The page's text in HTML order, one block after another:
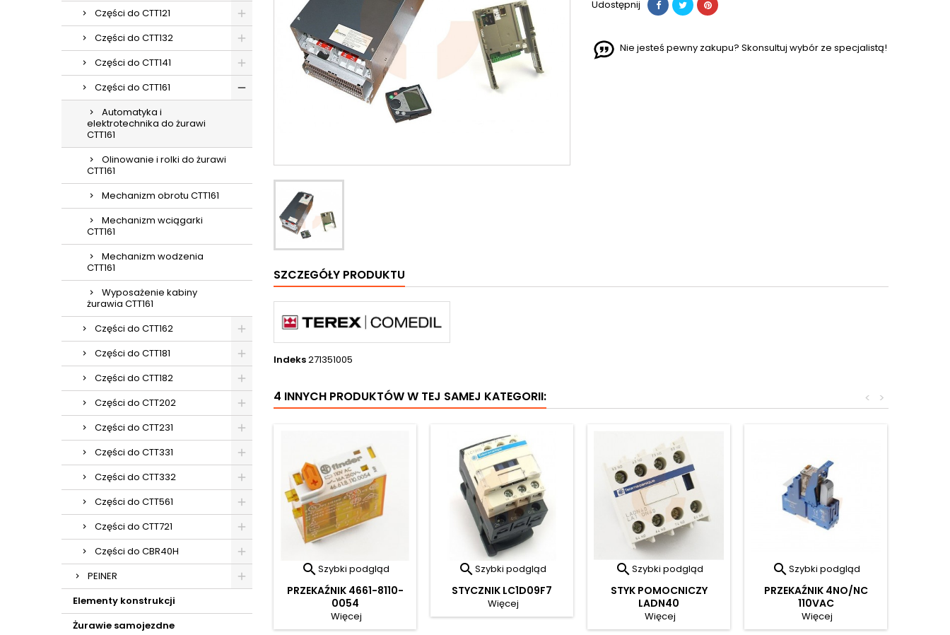
Części do CTT121
Części do CTT132
Części do CTT141
Części do CTT161
Automatyka i
elektrotechnika do żurawi
CTT161
Olinowanie i rolki do żurawi
CTT161
Mechanizm obrotu CTT161
Mechanizm wciągarki
CTT161
Mechanizm wodzenia
CTT161
Wyposażenie kabiny
żurawia CTT161
Części do CTT162
Części do CTT181
Części do CTT182
Części do CTT202
Części do CTT231
Części do CTT331
Części do CTT332
Części do CTT561
Części do CTT721
Części do CBR40H
PEINER
Elementy konstrukcji
Żurawie samojezdne
Udostępnij
Nie jesteś pewny zakupu? Skonsultuj wybór ze specjalistą!
SZCZEGÓŁY PRODUKTU
Indeks271351005
4 INNYCH PRODUKTÓW W TEJ SAMEJ KATEGORII: >
<
Szybki podgląd
PRZEKAŹNIK 4661-8110-
0054
Więcej
Szybki podgląd
STYCZNIK LC1D09F7
Więcej
Szybki podgląd
STYK POMOCNICZY
LADN40
Więcej
Szybki podgląd
PRZEKAŹNIK 4NO/NC
110VAC
Więcej